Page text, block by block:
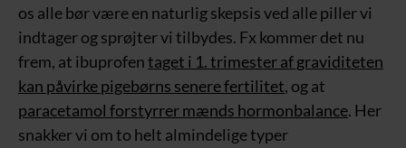
os alle bør være en naturlig skepsis ved alle piller vi
indtager og sprøjter vi tilbydes. Fx kommer det nu
frem, at ibuprofentaget i 1. trimester af graviditeten
kan påvirke pigebørns senere fertilitet, og at
paracetamol forstyrrer mænds hormonbalance. Her
snakker vi om to helt almindelige typer